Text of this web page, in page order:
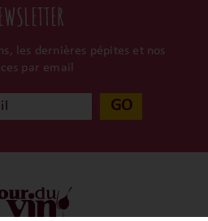
les dernières pépites et nos
par email
GO